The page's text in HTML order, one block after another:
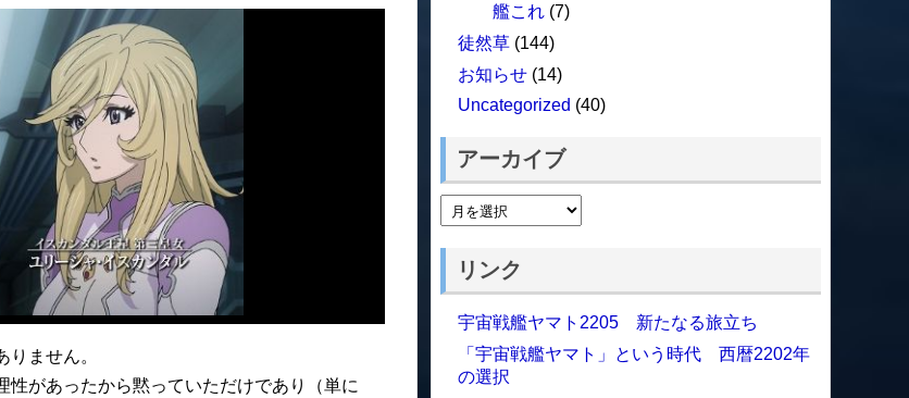
ません。
があったから黙っていただけであり（単に
艦これ (7)
徒然草 (144)
お知らせ (14)
Uncategorized (40)
アーカイブ
リンク
宇宙戦艦ヤマト2205 新たなる旅立ち
「宇宙戦艦ヤマト」という時代 西暦2202年
の選択